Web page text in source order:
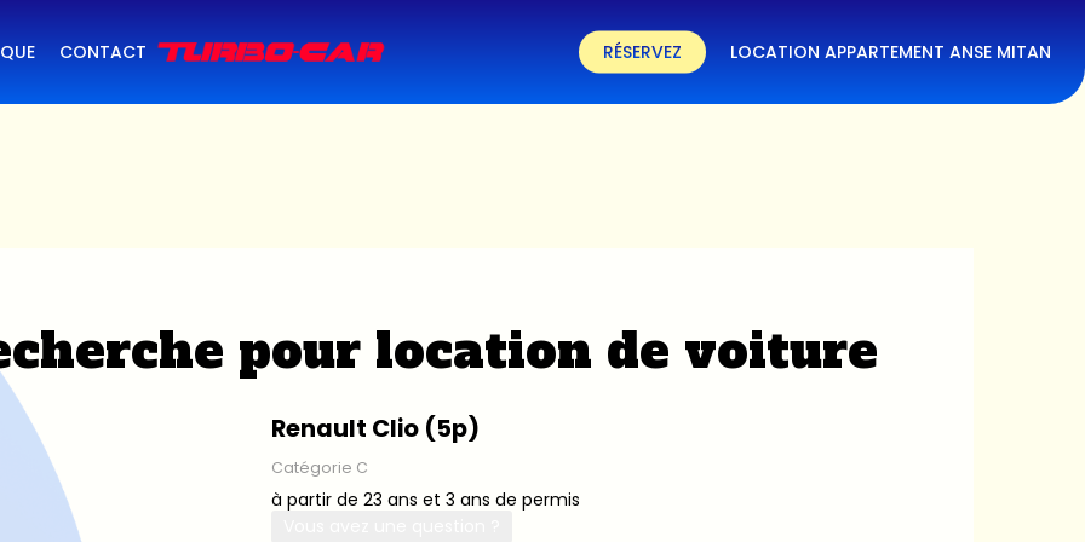
CONTACT RÉSERVEZ LOCATION APPARTEMENT ANSE MITAN
pour location de voiture
Renault Clio (5p)
Catégorie C
à partir de 23 ans et 3 ans de permis